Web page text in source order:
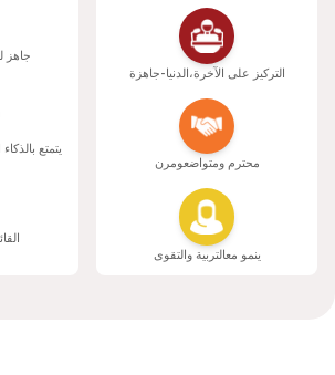
جاهز
يتمتع
التركيز على الآخرة،الدنيا-جاهزة
محترم ومتواضعومرن
ينمو معالتربية والتقوى